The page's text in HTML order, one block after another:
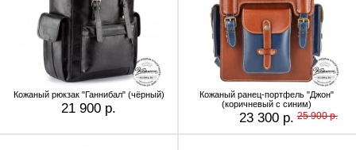
Кожаный рюкзак "Ганнибал" (чёрный)
21 900 р.
Кожаный ранец-портфель "Джон"
(коричневый с синим)
23 300 р. 25 900 р.